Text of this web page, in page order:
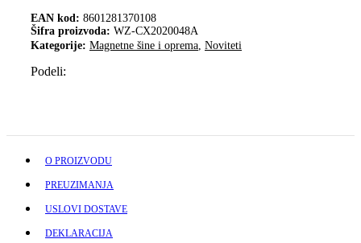
EAN kod: 8601281370108
Šifra proizvoda: WZ-CX2020048A
Kategorije: Magnetne šine i oprema Noviteti
Podeli:
O PROIZVODU
PREUZIMANJA
USLOVI DOSTAVE
DEKLARACIJA